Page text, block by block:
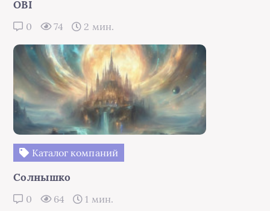
OBI
0 74 2 мин.
Каталог компаний
Солнышко
0 64 1 мин.